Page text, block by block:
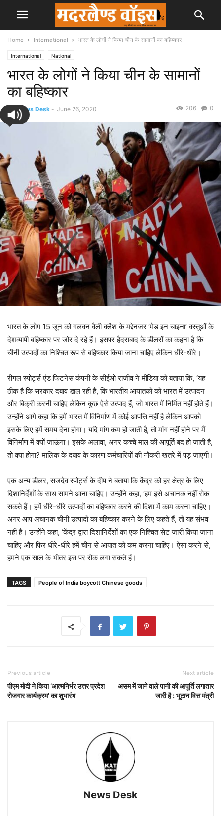
Home International भारत के लोगों ने किया चीन के सामानों का बहिष्कार
International National
भारत के लोगों ने किया चीन के सामानों
का बहिष्कार
By News Desk - June 26, 2020 0
206
भारत के लोग 15 जून को गलवन वैली क्लैश के मद्देनजर ‘मेड इन चाइना’ वस्तुओं के
देशव्यापी बहिष्कार पर जोर दे रहे हैं। इसपर हैदराबाद के डीलरों का कहना है कि
चीनी उत्पादों का निश्चित रूप से बहिष्कार किया जाना चाहिए लेकिन धीरे-धीरे।
रीगल स्पोर्ट्स एंड फिटनेस कंपनी के सीईओ राजीव ने मीडिया को बताया कि, ‘यह
ठीक है कि सरकार दबाव डाल रही है, कि भारतीय आयातकों को भारत में उत्पादन
और बिक्री करनी चाहिए लेकिन कुछ ऐसे उत्पाद हैं, जो भारत में निर्मित नहीं होते हैं।
उन्होंने आगे कहा कि हमें भारत में विनिर्माण में कोई आपत्ति नहीं है लेकिन आपको
इसके लिए हमें समय देना होगा। यदि मांग कम हो जाती है, तो मांग नहीं होने पर मैं
विनिर्माण में क्यों जाऊंगा। इसके अलावा, अगर कच्चे माल की आपूर्ति बंद हो जाती है,
तो क्या होगा? मालिक के दबाव के कारण कर्मचारियों की नौकरी खतरे में पड़ जाएगी।
एक अन्य डीलर, सजदेव स्पोर्ट्स के दीप ने बताया कि केंद्र को हर क्षेत्र के लिए
दिशानिर्देशों के साथ सामने आना चाहिए। उन्होंने कहा, ‘हम इसे अचानक नहीं रोक
सकते हैं। हमें धीरे-धीरे उत्पादों का बहिष्कार करने की दिशा में काम करना चाहिए।
अगर आप अचानक चीनी उत्पादों का बहिष्कार करने के लिए कहते हैं, तो यह संभव
नहीं है। उन्होंने कहा, ‘केंद्र द्वारा दिशानिर्देशों का एक निश्चित सेट जारी किया जाना
चाहिए और फिर धीरे-धीरे हमें चीन से आयात को कम करना चाहिए। ऐसा करने से,
हमने एक साल के भीतर इस पर रोक लगा सकते हैं।
TAGS People of India boycott Chinese goods
Previous article
पीएम मोदी ने किया ‘आत्मनिर्भर उत्तर प्रदेश
रोजगार कार्यक्रम’ का शुभारंभ
Next article
असम में जाने वाले पानी की आपूर्ति लगातार
जारी है : भूटान वित्त मंत्री
News Desk